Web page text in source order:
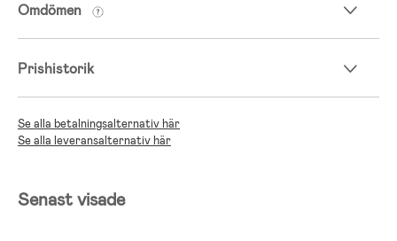
Omdömen
Prishistorik
Se alla betalningsalternativ här
Se alla leveransalternativ här
Senast visade